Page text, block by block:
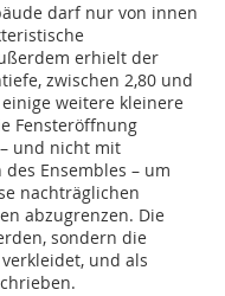
darf nur von innen
erhielt der
zwischen 2,80 und
weitere kleinere
Fensteröffnung
und nicht mit
Ensembles – um
nachträglichen
abzugrenzen. Die
sondern die
und als